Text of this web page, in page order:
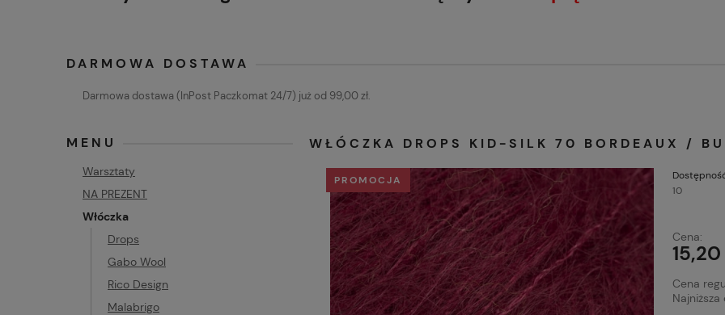
DARMOWA DOSTAWA
Darmowa dostawa (InPost Paczkomat 24/7) już od 99,00 zł.
MENU
Warsztaty
NA PREZENT
Włóczka
Drops
Gabo Wool
Rico Design
Malabrigo
WŁÓCZKA DROPS KID-SILK 70 BORDEAUX /
PROMOCJA
10
Cena:
15,20
Cena